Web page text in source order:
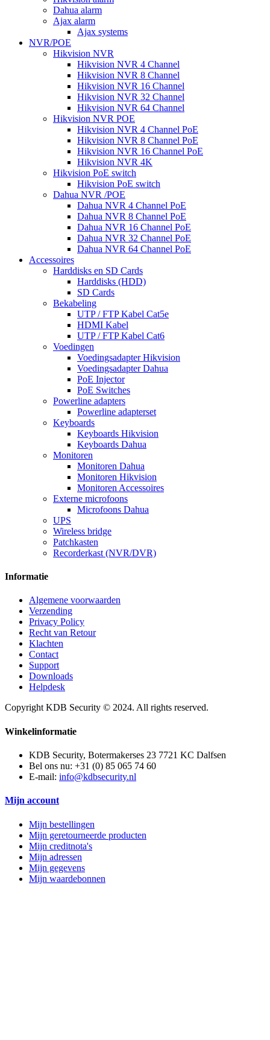
Dahua alarm
Ajax alarm
Ajax systems
NVR/POE
Hikvision NVR
Hikvision NVR 4 Channel
Hikvision NVR 8 Channel
Hikvision NVR 16 Channel
Hikvision NVR 32 Channel
Hikvision NVR 64 Channel
Hikvision NVR POE
Hikvision NVR 4 Channel PoE
Hikvision NVR 8 Channel PoE
Hikvision NVR 16 Channel PoE
Hikvision NVR 4K
Hikvision PoE switch
Hikvision PoE switch
Dahua NVR /POE
Dahua NVR 4 Channel PoE
Dahua NVR 8 Channel PoE
Dahua NVR 16 Channel PoE
Dahua NVR 32 Channel PoE
Dahua NVR 64 Channel PoE
Accessoires
Harddisks en SD Cards
Harddisks (HDD)
SD Cards
Bekabeling
UTP / FTP Kabel Cat5e
HDMI Kabel
UTP / FTP Kabel Cat6
Voedingen
Voedingsadapter Hikvision
Voedingsadapter Dahua
PoE Injector
PoE Switches
Powerline adapters
Powerline adapterset
Keyboards
Keyboards Hikvision
Keyboards Dahua
Monitoren
Monitoren Dahua
Monitoren Hikvision
Monitoren Accessoires
Externe microfoons
Microfoons Dahua
UPS
Wireless bridge
Patchkasten
Recorderkast (NVR/DVR)
Informatie
Algemene voorwaarden
Verzending
Privacy Policy
Recht van Retour
Klachten
Contact
Support
Downloads
Helpdesk
Copyright KDB Security © 2024. All rights reserved.
Winkelinformatie
KDB Security, Botermakerses 23 7721 KC Dalfsen
Bel ons nu: +31 (0) 85 065 74 60
E-mail: info@kdbsecurity.nl
Mijn account
Mijn bestellingen
Mijn geretourneerde producten
Mijn creditnota's
Mijn adressen
Mijn gegevens
Mijn waardebonnen